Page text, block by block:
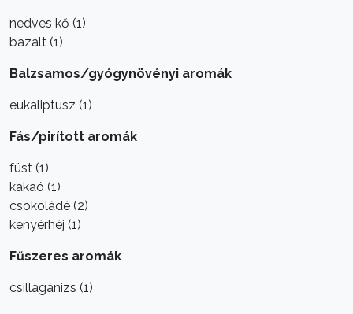
nedves kő (1)
bazalt (1)
Balzsamos/gyógynövényi aromák
eukaliptusz (1)
Fás/pirított aromák
füst (1)
kakaó (1)
csokoládé (2)
kenyérhéj (1)
Fűszeres aromák
csillagánizs (1)